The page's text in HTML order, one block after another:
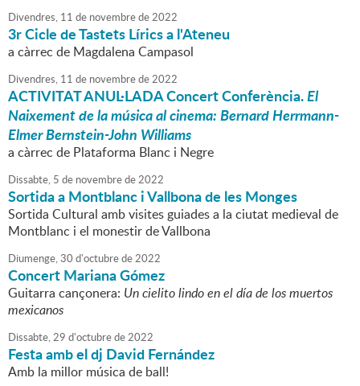
Divendres, 11 de novembrede2022
3r Cicle de Tastets Lírics a l'Ateneu
a càrrec de Magdalena Campasol
Divendres, 11 de novembrede2022
ACTIVITAT ANUL·LADA Concert Conferència.El
Naixement de la música al cinema: Bernard Herrmann-
Elmer Bernstein-John Williams
a càrrec de Plataforma Blanc i Negre
Dissabte, 5 de novembrede2022
Sortida a Montblanc i Vallbona de les Monges
Sortida Cultural amb visites guiades a la ciutat medieval de
Montblanc i el monestir de Vallbona
Diumenge,30 d'octubrede2022
Concert Mariana Gómez
Guitarra cançonera: Un cielito lindo en el día de los muertos
mexicanos
Dissabte,29 d'octubrede2022
Festa amb el dj David Fernández
Amb la millor música de ball!